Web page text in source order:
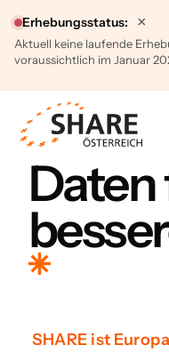
Erhebungsstatus:
Aktuell keine laufende
voraussichtlich im Januar
×
Daten
SHARE ist